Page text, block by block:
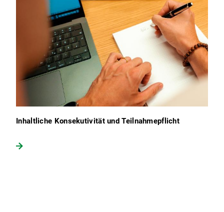
Inhaltliche Konsekutivität und Teilnahmepflicht